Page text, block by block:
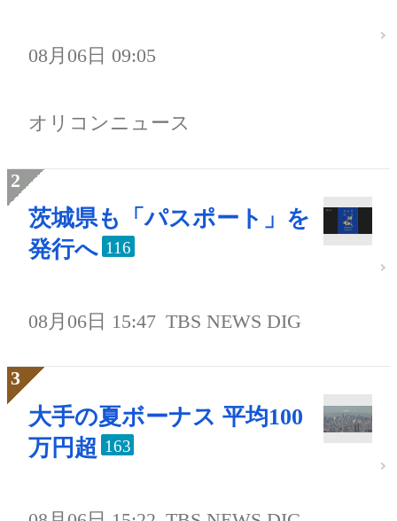
08月06日 09:05
オリコンニュース
茨城県も「パスポート」を
発行へ 116
08月06日 15:47 TBS NEWS DIG
大手の夏ボーナス 平均100
万円超 163